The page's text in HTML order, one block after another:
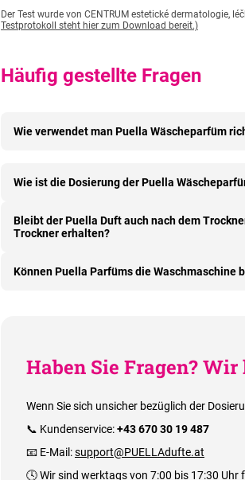
Der Test wurde von CENTRUM estetické dermatologie,
Testprotokoll steht hier zum Download bereit.)
Häufig gestellte Fragen
Wie verwendet man Puella Wäscheparfüm
Wie ist die Dosierung der Puella
Bleibt der Puella Duft auch nach dem
Trockner erhalten?
Können Puella Parfüms die Waschmaschine
Haben Sie Fragen?
Wenn Sie sich unsicher bezüglich der
📞 Kundenservice:+43 670 30 19 487
📧 E-Mail:support@PUELLAdufte.at
🕓 Wir sind werktags von 7:00 bis 17:30 Uhr